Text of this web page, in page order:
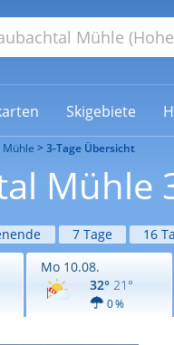
Skigebiete
Mühle 3-Tage Übersicht
Mühle
7 Tage 16
Mo 10.08.
32° 21°
0 %